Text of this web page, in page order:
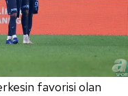
favorisi olan